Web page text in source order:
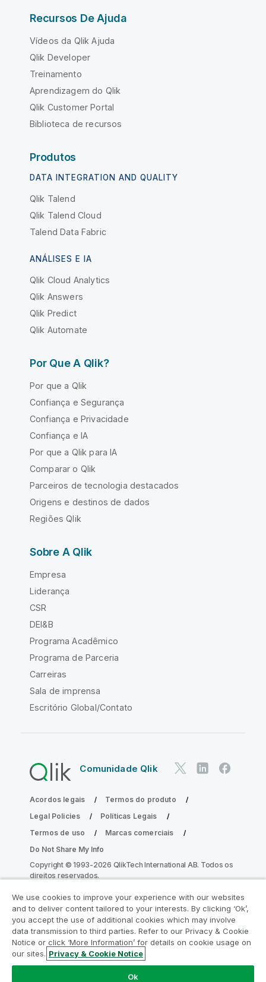
Recursos De Ajuda
Vídeos da Qlik Ajuda
Qlik Developer
Treinamento
Aprendizagem do Qlik
Qlik Customer Portal
Biblioteca de recursos
Produtos
DATA INTEGRATION AND QUALITY
Qlik Talend
Qlik Talend Cloud
Talend Data Fabric
ANÁLISES E IA
Qlik Cloud Analytics
Qlik Answers
Qlik Predict
Qlik Automate
Por Que A Qlik?
Por que a Qlik
Confiança e Segurança
Confiança e Privacidade
Confiança e IA
Por que a Qlik para IA
Comparar o Qlik
Parceiros de tecnologia destacados
Origens e destinos de dados
Regiões Qlik
Sobre A Qlik
Empresa
Liderança
CSR
DEI&B
Programa Acadêmico
Programa de Parceria
Carreiras
Sala de imprensa
Escritório Global/Contato
Comunidade Qlik
Acordos legais
Termos do produto
Legal Policies
Políticas Legais
Termos de uso
Marcas comerciais
Do Not Share My Info
Copyright © 1993-2026 QlikTech International AB. Todos os
direitos reservados.
Participe do Programa de Modernização
do Analytics
Modernize sem comprometer seus valiosos aplicativos
We use cookies to improve your experience with our websites
and to deliver content tailored to your interests. By clicking ‘Ok’,
you accept the use of additional cookies which may involve
data transmission to third parties. Refer to our Privacy & Cookie
Notice or click ‘More Information’ for details on cookie usage on
our sites. Privacy & Cookie Notice
Ok